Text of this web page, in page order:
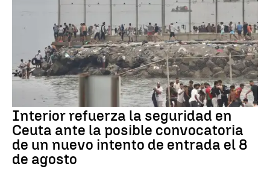
Interior refuerza la seguridad en
Ceuta ante la posible convocatoria
de un nuevo intento de entrada el 8
de agosto